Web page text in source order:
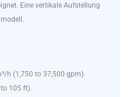
Eine vertikale Aufstellung
h (1,750 to 37,500 gpm).
105 ft).